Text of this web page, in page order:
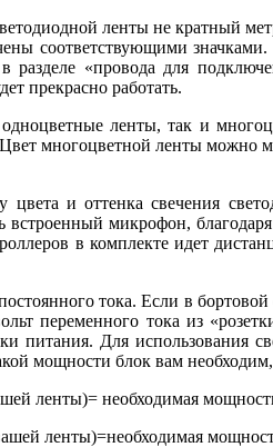
ленты не кратный
соответствующими
«провода для
прекрасно работать.
ленты, так и
многоцветной ленты
цвета и оттенка свечения
микрофон,
в комплекте идет
тока. Если в
переменного тока из
питания. Для
мощности блок вам
ленты)= необходимая
ленты)=необходимая